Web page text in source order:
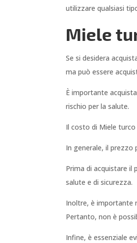
utilizzare qualsiasi
Miele
Se si desidera
ma può essere
È importante
rischio per la salute.
Il costo di Miele
In generale, il prezzo
Prima di acquistare
salute e di sicurezza.
Inoltre, è importante
Pertanto, non è
Infine, è essenziale